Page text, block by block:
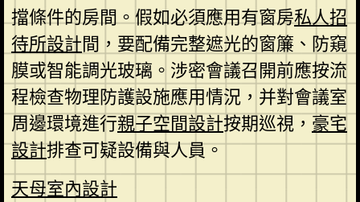
擋條件的房間。假如必須應用有窗房私人招
待所設計間，要配備完整遮光的窗簾、防窺
膜或智能調光玻璃。涉密會議召開前應按流
程檢查物理防護設施應用情況，并對會議室
周邊環境進行親子空間設計按期巡視， 豪宅
設計排查可疑設備與人員。
天母室內設計